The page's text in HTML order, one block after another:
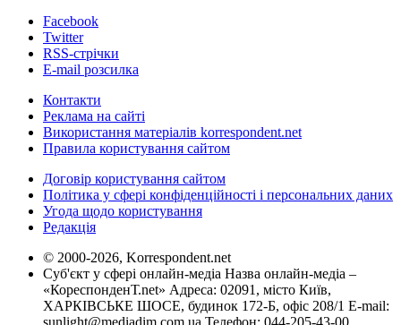
Facebook
Twitter
RSS-стрічки
E-mail розсилка
Контакти
Реклама на сайті
Використання матеріалів korrespondent.net
Правила користування сайтом
Договір користування сайтом
Політика у сфері конфіденційності і персональних даних
Угода щодо користування
Редакція
© 2000-2026, Korrespondent.net
Суб'єкт у сфері онлайн-медіа Назва онлайн-медіа –
«КореспонденТ.net» Адреса: 02091, місто Київ,
ХАРКІВСЬКЕ ШОСЕ, будинок 172-Б, офіс 208/1 E-mail: